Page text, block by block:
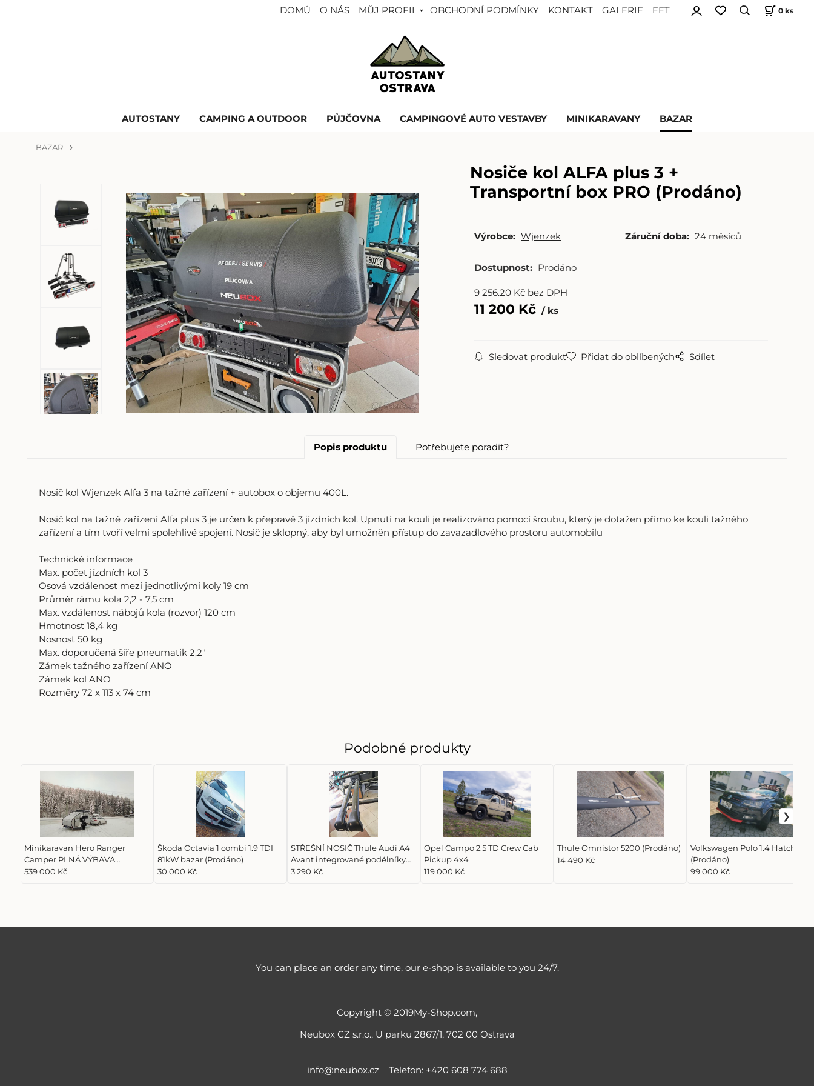
DOMŮ O NÁS MŮJ PROFIL OBCHODNÍ PODMÍNKY KONTAKT GALERIE EET 0 ks
AUTOSTANY CAMPING A OUTDOOR PŮJČOVNA CAMPINGOVÉ AUTO VESTAVBY MINIKARAVANY BAZAR
BAZAR
Nosiče kol ALFA plus 3 +
Transportní box PRO (Prodáno)
Výrobce: Wjenzek Záruční doba: 24 měsíců
Dostupnost: Prodáno
9 256.20 Kč bez DPH
11 200 Kč ks
Sledovat produkt Přidat do oblíbených Sdílet
Popis produktu Potřebujete poradit?
Nosič kol Wjenzek Alfa 3 na tažné zařízení + autobox o objemu 400L.
Nosič kol na tažné zařízení Alfa plus 3 je určen k přepravě 3 jízdních kol. Upnutí na kouli je realizováno pomocí šroubu, který je dotažen přímo ke kouli tažného
zařízení a tím tvoří velmi spolehlivé spojení. Nosič je sklopný, aby byl umožněn přístup do zavazadlového prostoru automobilu
Technické informace
Max. počet jízdních kol 3
Osová vzdálenost mezi jednotlivými koly 19 cm
Průměr rámu kola 2,2 - 7,5 cm
Max. vzdálenost nábojů kola (rozvor) 120 cm
Hmotnost 18,4 kg
Nosnost 50 kg
Max. doporučená šíře pneumatik 2,2"
Zámek tažného zařízení ANO
Zámek kol ANO
Rozměry 72 x 113 x 74 cm
Podobné produkty
Minikaravan Hero Ranger
Camper PLNÁ VÝBAVA
Columbus rv. 10. 2022 (Prodáno)
539 000 Kč
Škoda Octavia 1 combi 1.9 TDI
81kW bazar (Prodáno)
30 000 Kč
STŘEŠNÍ NOSIČ Thule Audi A4
Avant integrované podélníky
2016 (Prodáno)
3 290 Kč
Opel Campo 2.5 TD Crew Cab
Pickup 4x4
119 000 Kč
Thule Omnistor 5200 (Prodáno)
14 490 Kč
Volkswagen Polo 1.4
(Prodáno)
99 000 Kč
You can place an order any time, our e-shop is available to you 24/7.
Copyright © 2019My-Shop.com,
Neubox CZ s.r.o., U parku 2867/1, 702 00 Ostrava
info@neubox.cz Telefon: +420 608 774 688